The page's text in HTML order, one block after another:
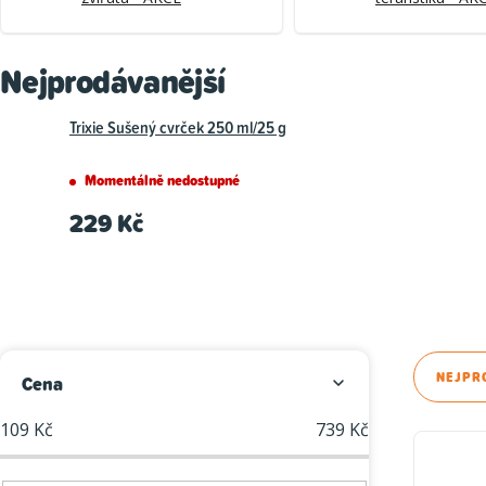
Nejprodávanější
Trixie Sušený cvrček 250 ml/25 g
Momentálně nedostupné
229 Kč
o
s
Cena
109 Kč 739 Kč
Ř
a